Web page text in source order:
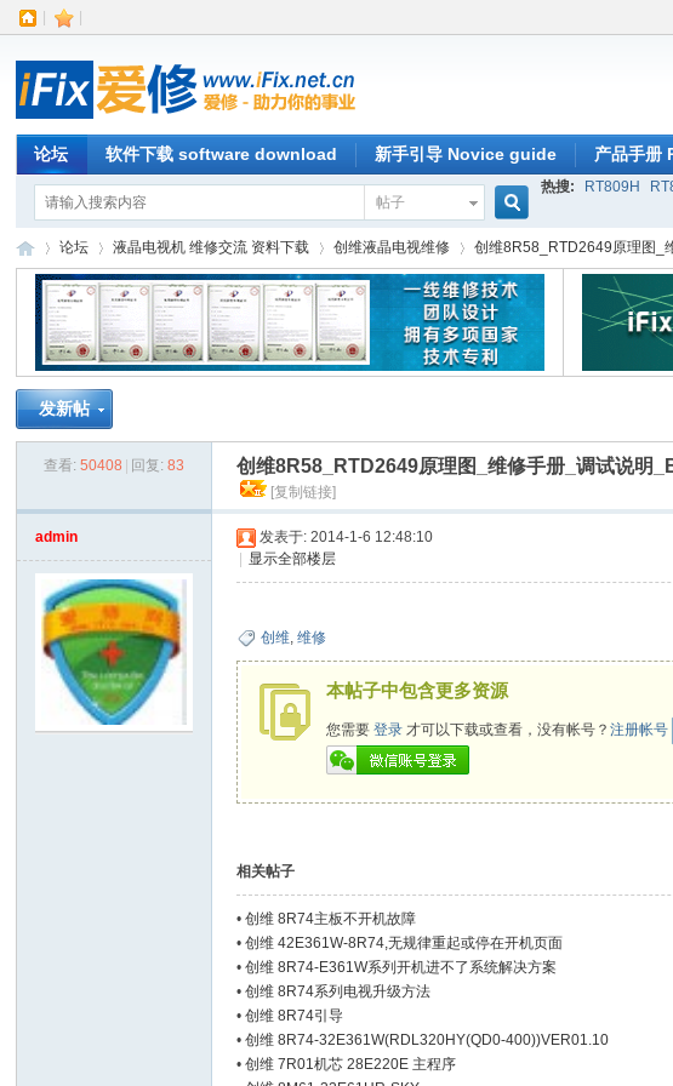
论坛 软件下载 software download 新手引导 Novice guide 产品手
帖子
搜
索
热搜: RT809H
论坛
›
液晶电视机 维修交流 资料下载
›
创维液晶电视维修
›
创维8R58_RTD2649原理图_
发新帖
查看: 50408 回复: 83 创维8R58_RTD2649原理图_维修手册_调试说明
[复制链接]
admin
发表于: 2014-1-6 12:48:10
显示全部楼层
创维,维修
本帖子中包含更多资源
您需要登录 才可以下载或查看，没有帐号？注册帐号
相关帖子
•创维 8R74主板不开机故障
•创维 42E361W-8R74,无规律重起或停在开机页面
•创维 8R74-E361W系列开机进不了系统解决方案
•创维 8R74系列电视升级方法
•创维 8R74引导
•创维 8R74-32E361W(RDL320HY(QD0-400))VER01.10
•创维 7R01机芯 28E220E 主程序